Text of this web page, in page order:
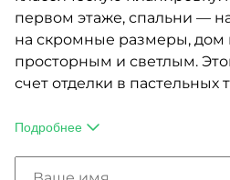
первом этаже, спальни —
на скромные размеры, дом
просторным и светлым.
счет отделки в пастельных
Для декора фасадов
планкен и камень, которые
Подробнее